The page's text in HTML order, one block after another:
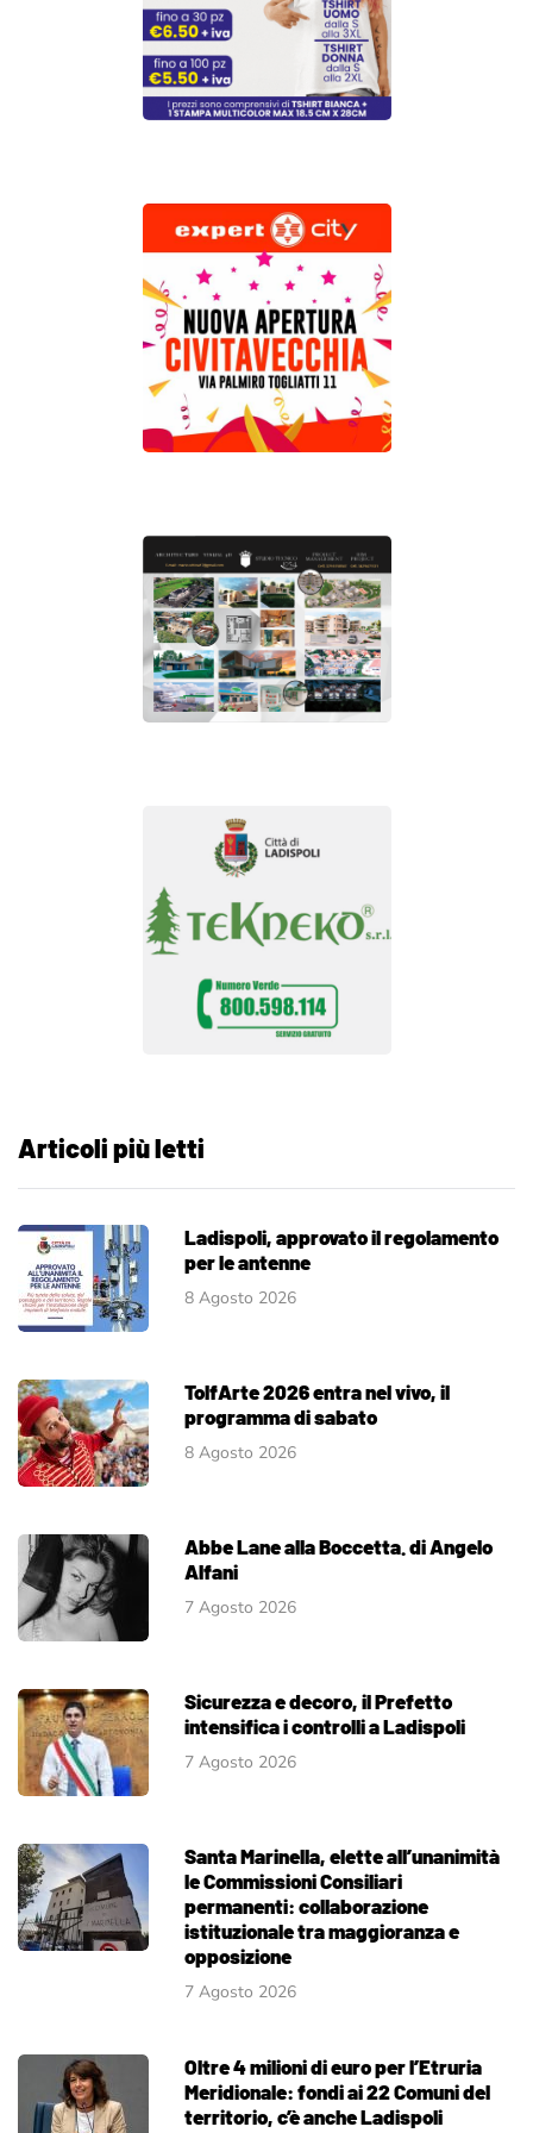
Articoli più letti
Ladispoli, approvato il regolamento
per le antenne
8 Agosto 2026
TolfArte 2026 entra nel vivo, il
programma di sabato
8 Agosto 2026
Abbe Lane alla Boccetta. di Angelo
Alfani
7 Agosto 2026
Sicurezza e decoro, il Prefetto
intensifica i controlli a Ladispoli
7 Agosto 2026
Santa Marinella, elette all’unanimità
le Commissioni Consiliari
permanenti: collaborazione
istituzionale tra maggioranza e
opposizione
7 Agosto 2026
Oltre 4 milioni di euro per l’Etruria
Meridionale: fondi ai 22 Comuni del
territorio, c’è anche Ladispoli